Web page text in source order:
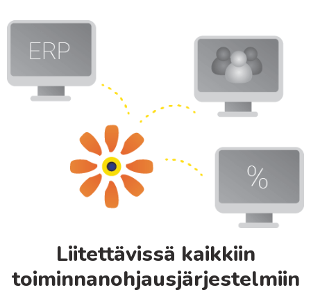
Liitettävissä kaikkiin
toiminnanohjausjärjestelmiin